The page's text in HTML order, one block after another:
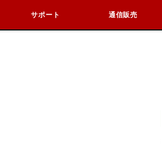
サポート 通信販売